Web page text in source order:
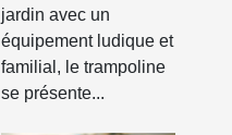
jardin avec un
équipement ludique et
familial, le trampoline
se présente...